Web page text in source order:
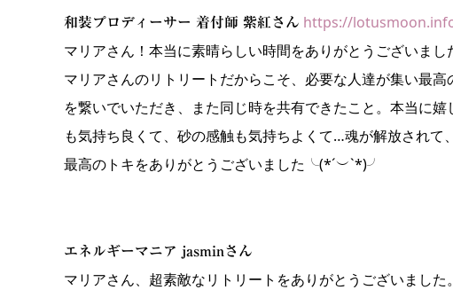
和装プロディーサー 着付師 紫紅さん https://
マリアさん！本当に素晴らしい時間をありがとうございまし
マリアさんのリトリートだからこそ、必要な人達が集い最
を繋いでいただき、また同じ時を共有できたこと。本当に
も気持ち良くて、砂の感触も気持ちよくて…魂が解放され
最高のトキをありがとうございました╰(*´︶`*)╯
エネルギーマニア jasminさん
マリアさん、超素敵なリトリートをありがとうございまし